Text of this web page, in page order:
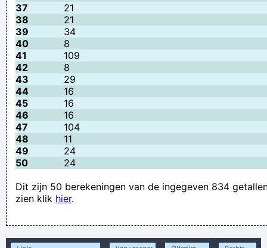
37
21
38
21
39
34
40
8
41
109
42
8
43
29
44
16
45
16
46
16
47
104
48
11
49
24
50
24
Dit zijn 50 berekeningen van de ingegeven 834
zien klik hier.